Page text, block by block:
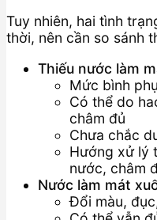
Tuy nhiên, hai tình
thời, nên cần so sánh
Thiếu nước làm
Mức bình
Có thể do
châm đủ
Chưa chắc
Hướng xử lý
nước, châm
Nước làm mát
Đổi màu,